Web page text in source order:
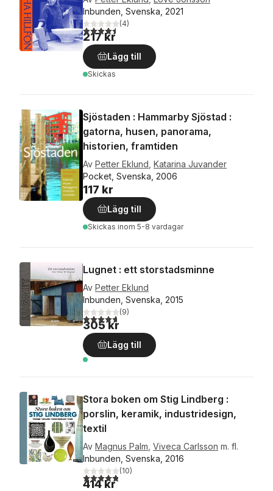
Inbunden, Svenska, 2021
4,5utav 5 stjärnor. Totalt antal röster:
(4)
217 kr
Lägg till
Skickas
Sjöstaden : Hammarby Sjöstad :
gatorna, husen, panorama,
historien, framtiden
Av Petter Eklund Katarina Juvander
Pocket, Svenska, 2006
117 kr
Lägg till
Skickas inom 5-8 vardagar
Lugnet : ett storstadsminne
Av Petter Eklund
Inbunden, Svenska, 2015
4,7utav 5 stjärnor. Totalt antal röster:
(9)
305 kr
Lägg till
Stora boken om Stig Lindberg :
porslin, keramik, industridesign,
textil
Av Magnus Palm Viveca Carlsson m. fl.
Inbunden, Svenska, 2016
4,8utav 5 stjärnor. Totalt antal röster:
(10)
414 kr